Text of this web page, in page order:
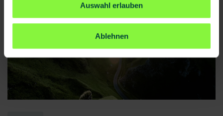
Auswahl erlauben
Ablehnen